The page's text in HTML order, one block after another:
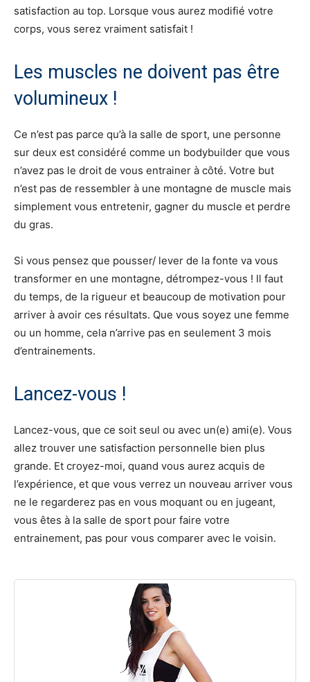
satisfaction au top. Lorsque vous aurez modifié votre
corps, vous serez vraiment satisfait !
Les muscles ne doivent pas être
volumineux !
Ce n’est pas parce qu’à la salle de sport, une personne
sur deux est considéré comme un bodybuilder que vous
n’avez pas le droit de vous entrainer à côté. Votre but
n’est pas de ressembler à une montagne de muscle mais
simplement vous entretenir, gagner du muscle et perdre
du gras.
Si vous pensez que pousser/ lever de la fonte va vous
transformer en une montagne, détrompez-vous ! Il faut
du temps, de la rigueur et beaucoup de motivation pour
arriver à avoir ces résultats. Que vous soyez une femme
ou un homme, cela n’arrive pas en seulement 3 mois
d’entrainements.
Lancez-vous !
Lancez-vous, que ce soit seul ou avec un(e) ami(e). Vous
allez trouver une satisfaction personnelle bien plus
grande. Et croyez-moi, quand vous aurez acquis de
l’expérience, et que vous verrez un nouveau arriver vous
ne le regarderez pas en vous moquant ou en jugeant,
vous êtes à la salle de sport pour faire votre
entrainement, pas pour vous comparer avec le voisin.